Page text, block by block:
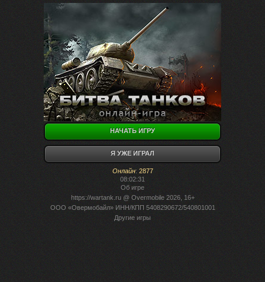
НАЧАТЬ ИГРУ
Я УЖЕ ИГРАЛ
Онлайн: 2877
08:02:31
Об игре
https://wartank.ru@ Overmobile 2026, 16+
ООО «Овермобайл» ИНН/КПП 5408290672/540801001
Другие игры